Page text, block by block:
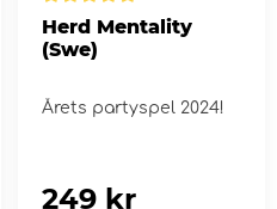
Herd Mentality
(Swe)
Årets partyspel 2024!
249 kr